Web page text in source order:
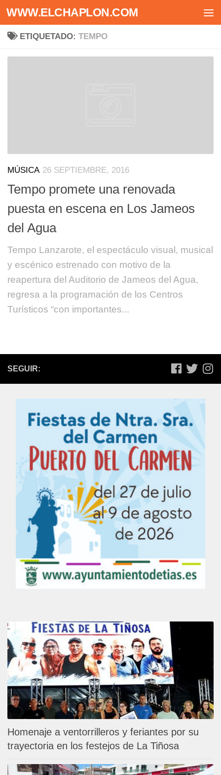
Saltar al contenido
WWW.ELCHAPLON.COM
ETIQUETADO: TEMPO
MÚSICA 26 SEPTIEMBRE, 2016
Tempo promete una renovada
puesta en escena en Los Jameos
del Agua
Tempo Lanzarote, el espectáculo visual, musical
y escénico estrenado con motivo de la
reapertura del Auditorio de Jameos del Agua,
regresa a la programación de los Centros
Turísticos “con importantes...
SEGUIR:
Homenaje a ventorrilleros y feriantes por su
trayectoria en los festejos de La Tiñosa